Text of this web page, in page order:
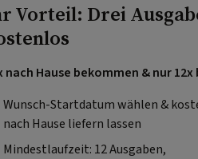
Vorteil: Drei
nach Hause bekommen & nur
Wunsch-Startdatum wählen &
nach Hause liefern lassen
Mindestlaufzeit: 12 Ausgaben,